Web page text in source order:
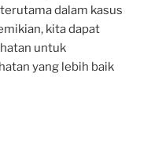
dalam kasus
kita dapat
untuk
yang lebih baik